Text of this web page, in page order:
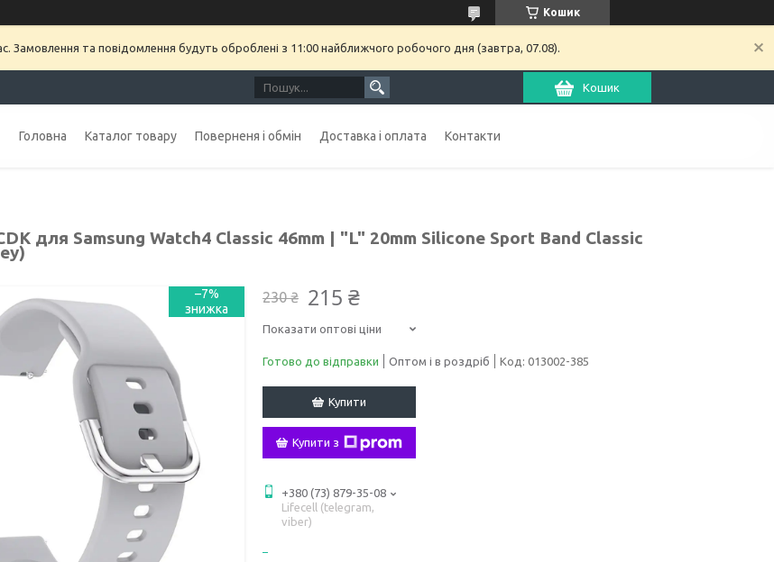
Кошик
Замовлення та повідомлення будуть оброблені з 11:00 найближчого робочого дня (завтра, 07.08).
Кошик
Головна Каталог товару Поверненя і обмін Доставка і оплата Контакти
для Samsung Watch4 Classic 46mm | "L" 20mm Silicone Sport Band Classic
–7% 230 ₴ 215 ₴
Показати оптові ціни
Готово до відправки Оптом і в роздріб Код: 013002-385
Купити
Купити з
+380 (73) 879-35-08
Lifecell (telegram,
viber)